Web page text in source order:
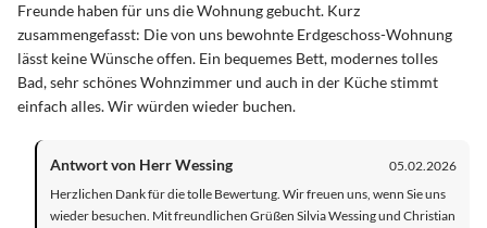
Freunde haben für uns die Wohnung gebucht. Kurz
zusammengefasst: Die von uns bewohnte Erdgeschoss-Wohnung
lässt keine Wünsche offen. Ein bequemes Bett, modernes tolles
Bad, sehr schönes Wohnzimmer und auch in der Küche stimmt
einfach alles. Wir würden wieder buchen.
Antwort von Herr Wessing
05.02.2026
Herzlichen Dank für die tolle Bewertung. Wir freuen uns, wenn Sie uns
wieder besuchen. Mit freundlichen Grüßen Silvia Wessing und Christian